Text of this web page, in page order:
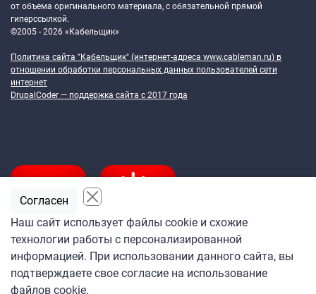
от объема оригинального материала, с обязательной прямой
гиперссылкой.
©2005 - 2026 «Кабельщик»
Политика сайта "Кабельщик" (интернет-адреса www.cableman.ru) в
отношении обработки персональных данных пользователей сети
интернет
DrupalCoder — поддержка сайта c 2017 года
Подпишитесь
на ежедневную рассылку
«Кабельщика»
Наш сайт использует файлы cookie и схожие
технологии работы с персонализированной
информацией. При использовании данного сайта, вы
подтверждаете свое согласие на использование
файлов cookie.
Согласен